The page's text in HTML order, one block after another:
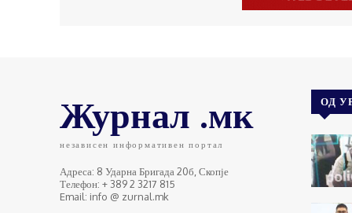
Журнал .мк
независен информативен портал
Адреса: 8 Ударна Бригада 20б, Скопје
Телефон: + 389 2 3217 815
Email: info @ zurnal.mk
ОД